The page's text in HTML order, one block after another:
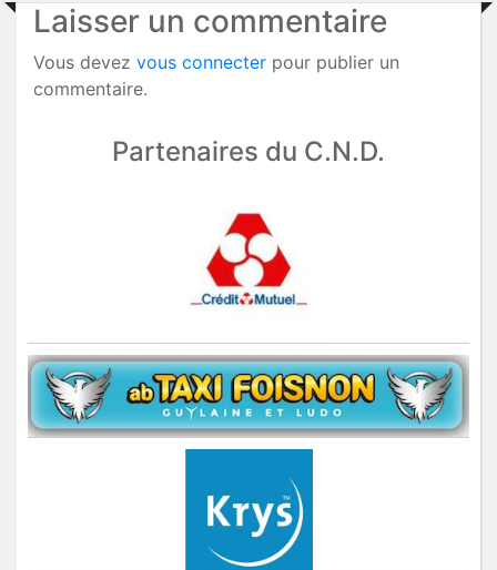
Laisser un commentaire
Vous devez vous connecter pour publier un
commentaire.
Partenaires du C.N.D.